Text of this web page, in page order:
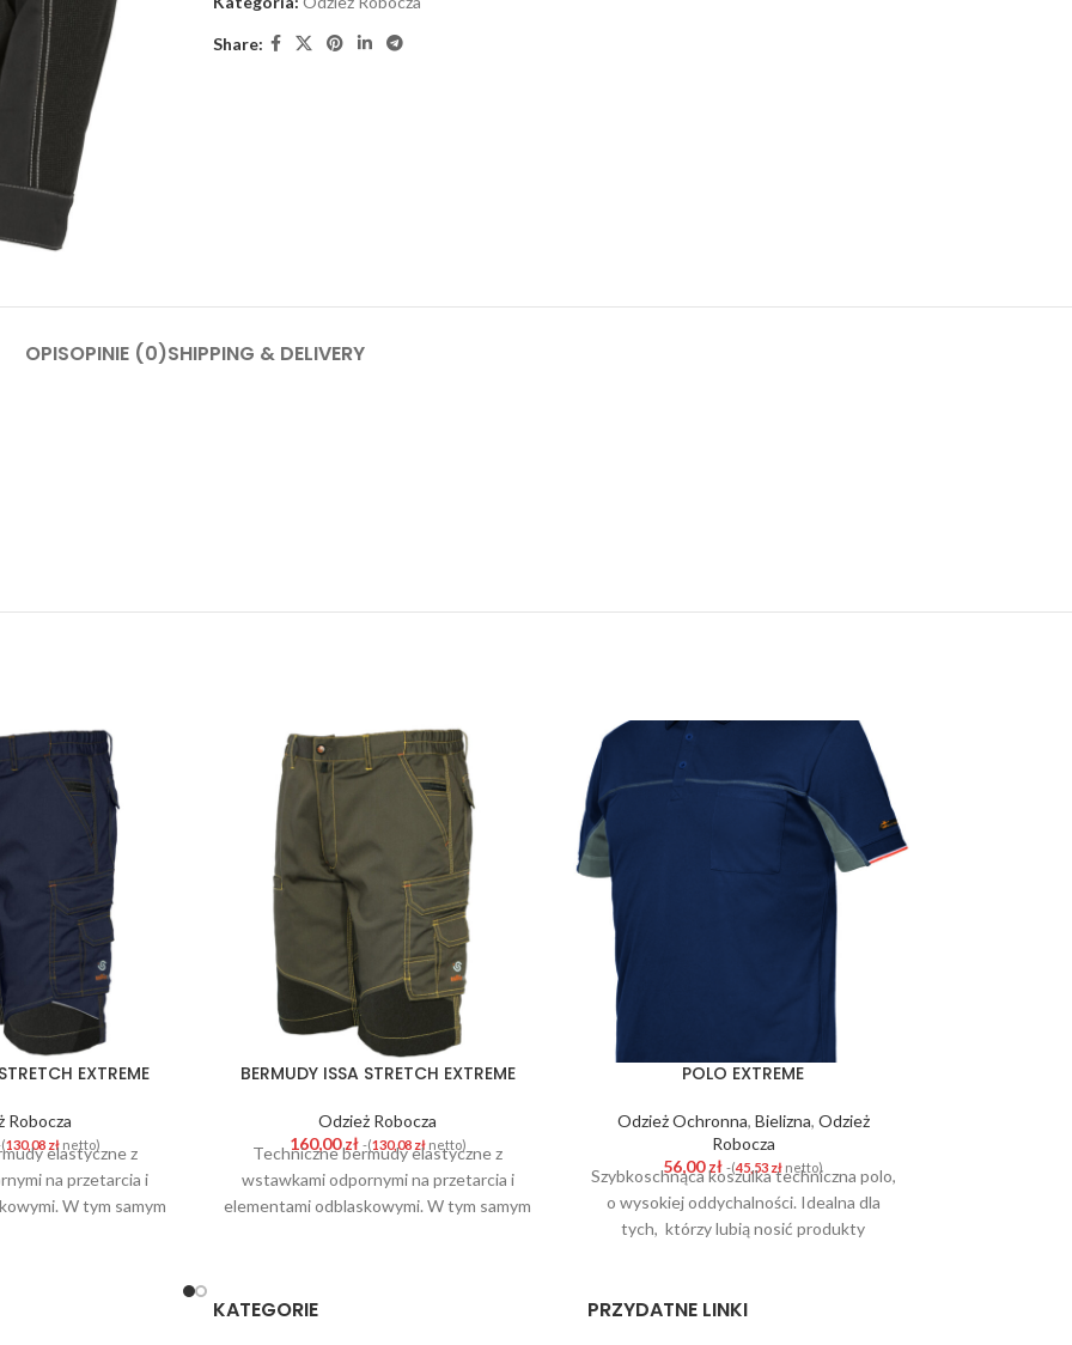
Share:
OPISOPINIE (0)SHIPPING & DELIVERY
EXTREME
Robocza
130,08 zł netto)
elastyczne z
na przetarcia i
W tym samym
i metr. Potrójne
BERMUDY ISSA STRETCH EXTREME
Odzież Robocza
160,00zł -(130,08 złnetto)
Techniczne bermudy elastyczne z
wstawkami odpornymi na przetarcia i
elementami odblaskowymi. W tym samym
telefon komórkowy i metr. Potrójne szwy i
POLO EXTREME
Odzież Ochronna, Bielizna, Odzież
Robocza
56,00zł -(45,53 zł netto)
Szybkoschnąca koszulka techniczna polo,
o wysokiej oddychalności. Idealna dla
tych, którzy lubią nosić produkty
wytrzymałość odzieży.
KATEGORIE PRZYDATNE LINKI